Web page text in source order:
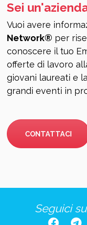
Sei
Vuoi avere
Network® per
conoscere il tuo
offerte di lavoro
giovani laureati e
grandi eventi in
CONTATTACI
Seguici